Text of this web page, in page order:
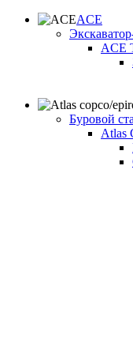
ACE
ACE
Буровой
Atlas